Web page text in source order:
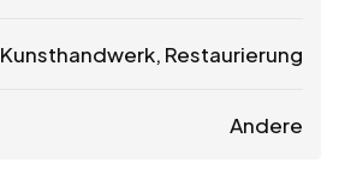
Kunsthandwerk, Restaurierung
Andere